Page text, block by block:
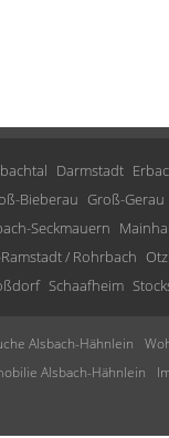
Darmstadt
Bieberau Groß-Gerau
Seckmauern
/ Rohrbach
Schaafheim
Alsbach-Hähnlein
Alsbach-Hähnlein